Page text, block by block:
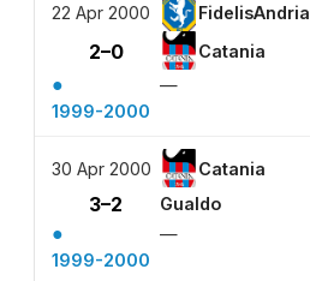
22 Apr 2000 FidelisAndria
2–0 Catania
●
—
1999-2000
30 Apr 2000 Catania
3–2 Gualdo
●
—
1999-2000